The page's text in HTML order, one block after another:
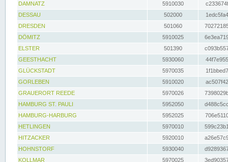
DAMNATZ
5910030
DESSAU
502000
DRESDEN
501060
DÖMITZ
5910025
ELSTER
501390
GEESTHACHT
5930060
GLÜCKSTADT
5970035
GORLEBEN
5910020
GRAUERORT REEDE
5970026
HAMBURG ST. PAULI
5952050
HAMBURG-HARBURG
5952025
HETLINGEN
5970010
HITZACKER
5920010
HOHNSTORF
5930040
KOLLMAR
5970025